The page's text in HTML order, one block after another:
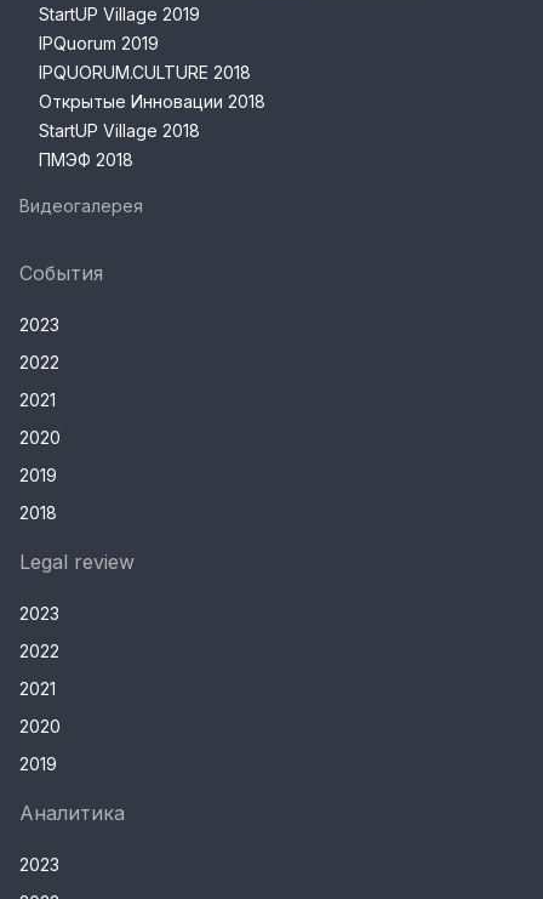
StartUP Village 2019
IPQuorum 2019
IPQUORUM.CULTURE 2018
Открытые Инновации 2018
StartUP Village 2018
ПМЭФ 2018
Видеогалерея
События
2023
2022
2021
2020
2019
2018
Legal review
2023
2022
2021
2020
2019
Аналитика
2023